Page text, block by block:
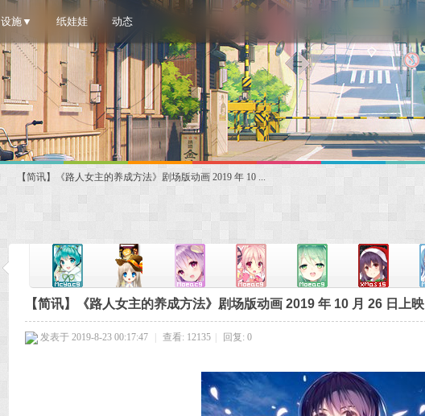
设施▼ 纸娃娃 动态
【简讯】《路人女主的养成方法》剧场版动画 2019 年 10 ...
【简讯】《路人女主的养成方法》剧场版动画 2019 年 10 月 26 日上映
发表于 2019-8-23 00:17:47 查看: 12135 回复: 0